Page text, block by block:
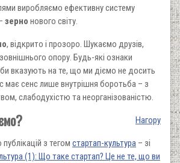
виробляємо ефективну систему
зерно нового світу.
, відкрито і прозоро. Шукаємо друзів,
опору. Будь-які ознаки
вказують на те, що ми діємо не досить
має сенс лише внутрішня боротьба – з
слабодухістю та неорганізованістю.
Нагору
з тегом стартап-культура – зі
(1): Що таке стартап? Це не те, що ви